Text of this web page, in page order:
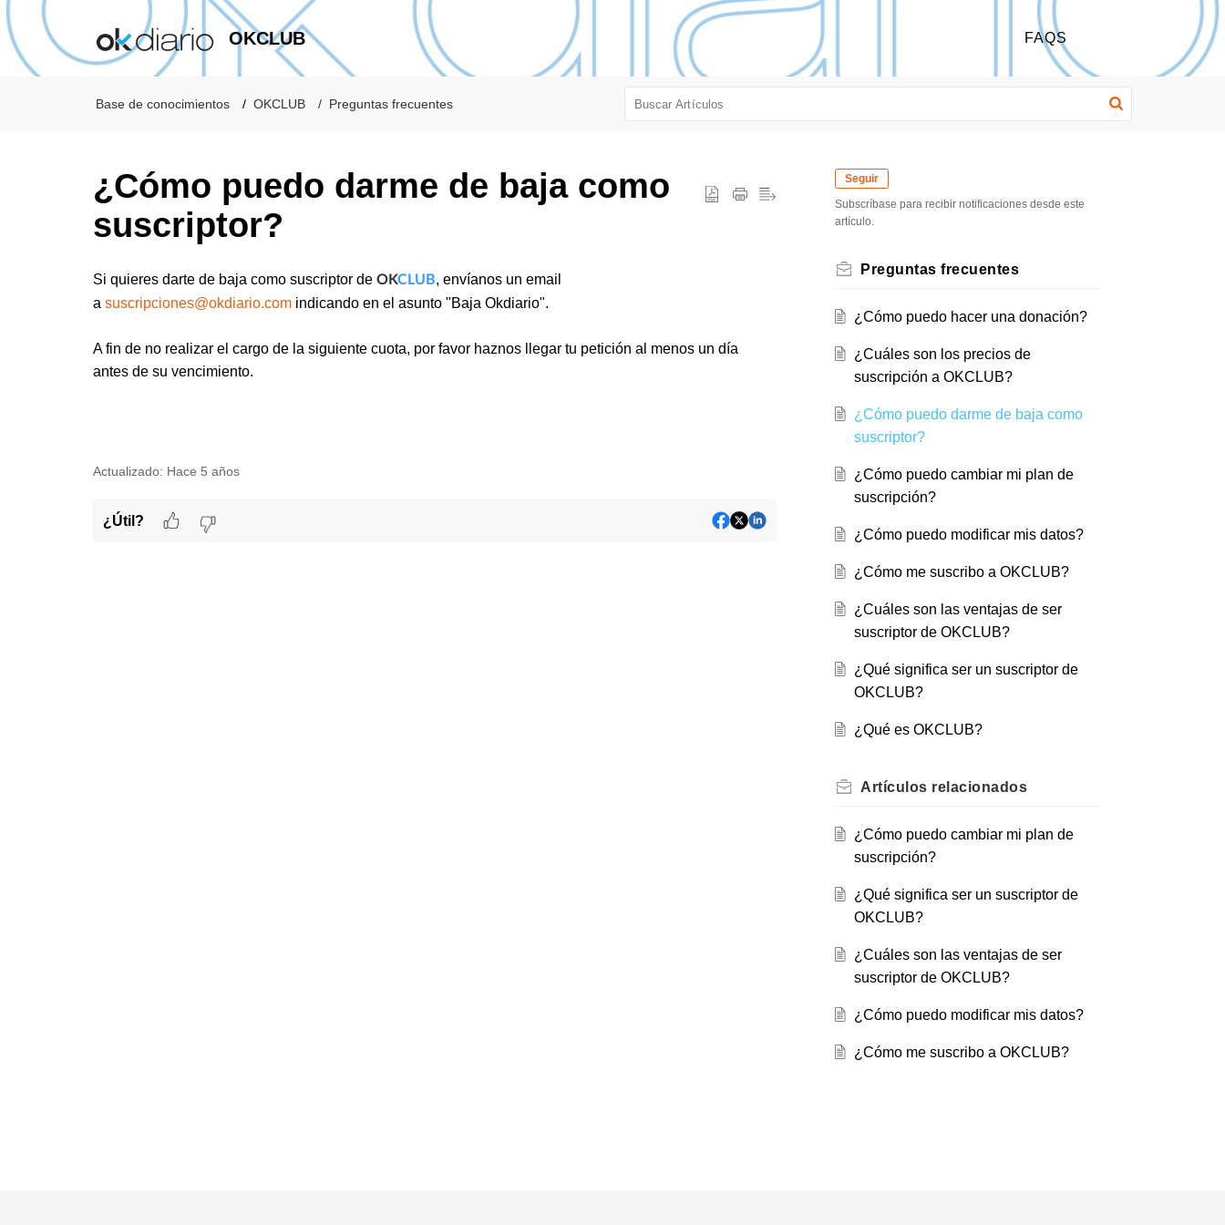
OKCLUB FAQS
Base de conocimientos OKCLUB Preguntas frecuentes
¿Cómo puedo darme de baja como
suscriptor?
Si quieres darte de baja como suscriptor de OKCLUB, envíanos un email
a suscripciones@okdiario.com indicando en el asunto "Baja Okdiario".
A fin de no realizar el cargo de la siguiente cuota, por favor haznos llegar tu petición al menos un día
antes de su vencimiento.
Actualizado: Hace 5 años
¿Útil?
Seguir
Subscríbase para recibir notificaciones desde este
artículo.
Preguntas frecuentes
¿Cómo puedo hacer una donación?
¿Cuáles son los precios de
suscripción a OKCLUB?
¿Cómo puedo darme de baja como
suscriptor?
¿Cómo puedo cambiar mi plan de
suscripción?
¿Cómo puedo modificar mis datos?
¿Cómo me suscribo a OKCLUB?
¿Cuáles son las ventajas de ser
suscriptor de OKCLUB?
¿Qué significa ser un suscriptor de
OKCLUB?
¿Qué es OKCLUB?
Artículos relacionados
¿Cómo puedo cambiar mi plan de
suscripción?
¿Qué significa ser un suscriptor de
OKCLUB?
¿Cuáles son las ventajas de ser
suscriptor de OKCLUB?
¿Cómo puedo modificar mis datos?
¿Cómo me suscribo a OKCLUB?